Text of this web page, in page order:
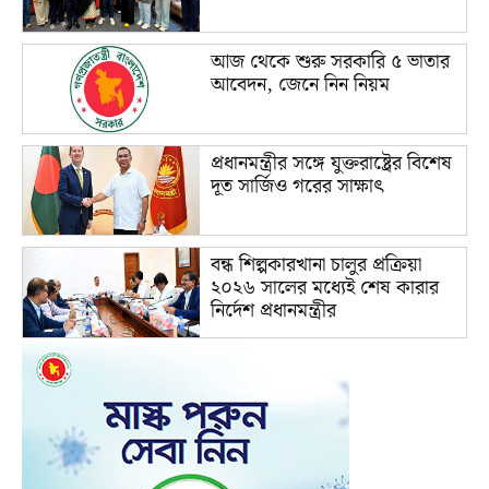
আজ থেকে শুরু সরকারি ৫ ভাতার
আবেদন, জেনে নিন নিয়ম
প্রধানমন্ত্রীর সঙ্গে যুক্তরাষ্ট্রের বিশেষ
দূত সার্জিও গরের সাক্ষাৎ
বন্ধ শিল্পকারখানা চালুর প্রক্রিয়া
২০২৬ সালের মধ্যেই শেষ কারার
নির্দেশ প্রধানমন্ত্রীর